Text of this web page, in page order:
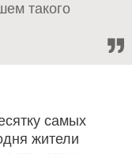
такого
самых
жители